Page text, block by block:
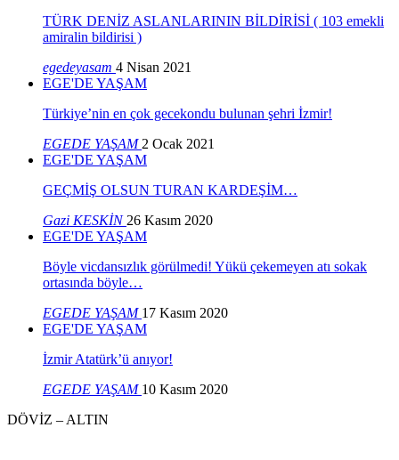
TÜRK DENİZ ASLANLARININ BİLDİRİSİ ( 103 emekli
amiralin bildirisi )
egedeyasam 4 Nisan 2021
EGE'DE YAŞAM
Türkiye’nin en çok gecekondu bulunan şehri İzmir!
EGEDE YAŞAM 2 Ocak 2021
EGE'DE YAŞAM
GEÇMİŞ OLSUN TURAN KARDEŞİM…
Gazi KESKİN 26 Kasım 2020
EGE'DE YAŞAM
Böyle vicdansızlık görülmedi! Yükü çekemeyen atı sokak
ortasında böyle…
EGEDE YAŞAM 17 Kasım 2020
EGE'DE YAŞAM
İzmir Atatürk’ü anıyor!
EGEDE YAŞAM 10 Kasım 2020
DÖVİZ – ALTIN